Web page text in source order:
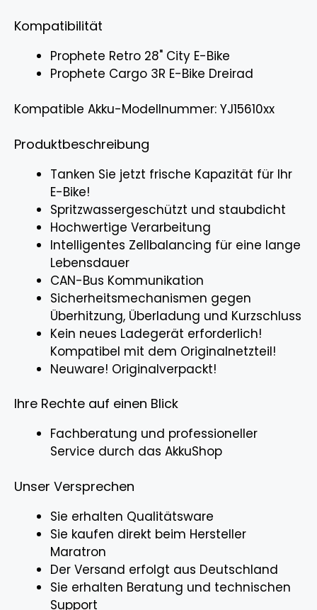
Kompatibilität
Prophete Retro 28" City E-Bike
Prophete Cargo 3R E-Bike Dreirad
Kompatible Akku-Modellnummer: YJ15610xx
Produktbeschreibung
Tanken Sie jetzt frische Kapazität für Ihr
E-Bike!
Spritzwassergeschützt und staubdicht
Hochwertige Verarbeitung
Intelligentes Zellbalancing für eine lange
Lebensdauer
CAN-Bus Kommunikation
Sicherheitsmechanismen gegen
Überhitzung, Überladung und Kurzschluss
Kein neues Ladegerät erforderlich!
Kompatibel mit dem Originalnetzteil!
Neuware! Originalverpackt!
Ihre Rechte auf einen Blick
Fachberatung und professioneller
Service durch das AkkuShop
Unser Versprechen
Sie erhalten Qualitätsware
Sie kaufen direkt beim Hersteller
Maratron
Der Versand erfolgt aus Deutschland
Sie erhalten Beratung und technischen
Support